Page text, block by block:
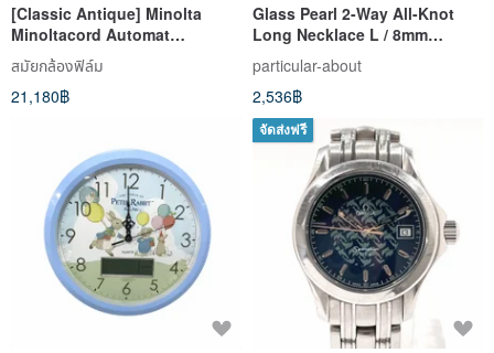
[Classic Antique] Minolta
Minoltacord Automat
Binocular Camera Medium
Format
สมัยกล้องฟิล์ม
21,180฿
Glass Pearl 2-Way All-Knot
Long Necklace L / 8mm
approx. 120cm / Tahitian
Purple / Made in Japan
particular-about
2,536฿
จัดส่งฟรี